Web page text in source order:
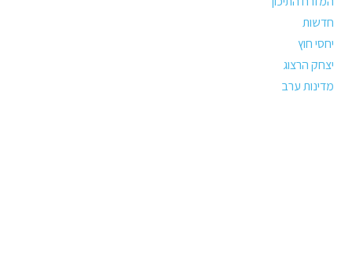
חדשות
יחסי חוץ
יצחק הרצוג
מדינות ערב